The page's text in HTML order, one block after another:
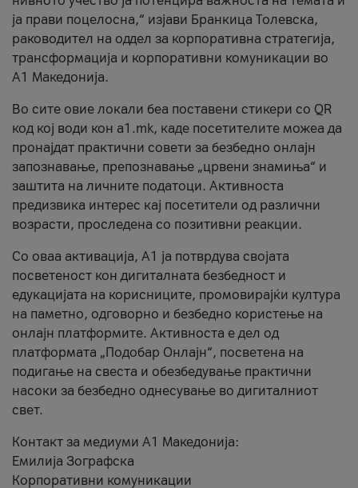
ја прави поцелосна,“ изјави Бранкица Толевска,
раководител на оддел за корпоративна стратегија,
трансформација и корпоративни комуникации во
А1 Македонија.
Во сите овие локали беа поставени стикери со QR
код кој води кон a1.mk, каде посетителите можеа да
пронајдат практични совети за безбедно онлајн
запознавање, препознавање „црвени знамиња“ и
заштита на личните податоци. Активноста
предизвика интерес кај посетители од различни
возрасти, проследена со позитивни реакции.
Со оваа активација, А1 ја потврдува својата
посветеност кон дигиталната безбедност и
едукацијата на корисниците, промовирајќи култура
на паметно, одговорно и безбедно користење на
онлајн платформите. Активноста е дел од
платформата „Подобар Онлајн“, посветена на
подигање на свеста и обезбедување практични
насоки за безбедно однесување во дигиталниот
свет.
Контакт за медиуми А1 Македонија:
Емилија Зографска
Корпоративни комуникации